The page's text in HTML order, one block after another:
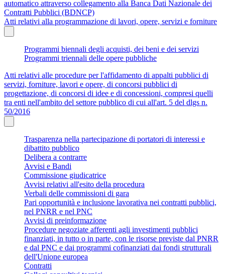
automatico attraverso collegamento alla Banca Dati Nazionale dei
Contratti Pubblici (BDNCP)
Atti relativi alla programmazione di lavori, opere, servizi e forniture
Programmi biennali degli acquisti, dei beni e dei servizi
Programmi triennali delle opere pubbliche
Atti relativi alle procedure per l'affidamento di appalti pubblici di
servizi, forniture, lavori e opere, di concorsi pubblici di
progettazione, di concorsi di idee e di concessioni, compresi quelli
tra enti nell'ambito del settore pubblico di cui all'art. 5 del dlgs n.
50/2016
Trasparenza nella partecipazione di portatori di interessi e
dibattito pubblico
Delibera a contrarre
Avvisi e Bandi
Commissione giudicatrice
Avvisi relativi all'esito della procedura
Verbali delle commissioni di gara
Pari opportunità e inclusione lavorativa nei contratti pubblici,
nel PNRR e nel PNC
Avvisi di preinformazione
Procedure negoziate afferenti agli investimenti pubblici
finanziati, in tutto o in parte, con le risorse previste dal PNRR
e dal PNC e dai programmi cofinanziati dai fondi strutturali
dell'Unione europea
Contratti